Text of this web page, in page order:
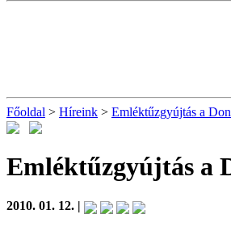
Főoldal > Híreink > Emléktűzgyújtás a
Emléktűzgyújtás a
2010. 01. 12. |